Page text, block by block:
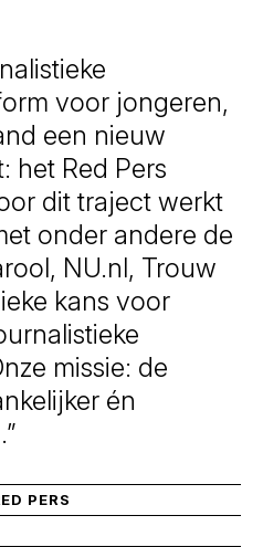
voor jongeren,
een nieuw
het Red Pers
dit traject werkt
onder andere de
NU.nl, Trouw
kans voor
missie: de
én
PERS